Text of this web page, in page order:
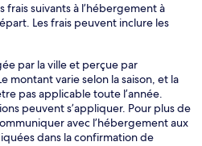
frais suivants à l’hébergement à
Les frais peuvent inclure les
par la ville et perçue par
montant varie selon la saison, et la
pas applicable toute l’année.
peuvent s’appliquer. Pour plus de
avec l’hébergement aux
dans la confirmation de